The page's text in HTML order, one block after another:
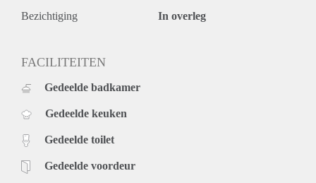
Bezichtiging In overleg
FACILITEITEN
Gedeelde badkamer
Gedeelde keuken
Gedeelde toilet
Gedeelde voordeur